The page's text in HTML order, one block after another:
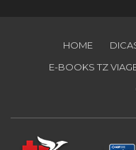
HOME
E-BOOKS TZ